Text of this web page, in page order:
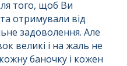
того, щоб Ви
отримували від
задоволення. Але
великі і на жаль не
баночку і кожен